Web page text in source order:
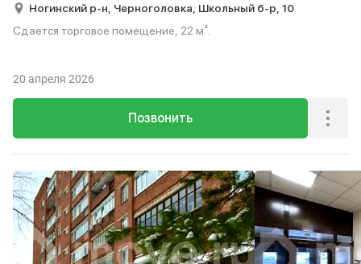
Ногинский р-н, Черноголовка, Школьный б-р, 10
Сдается торговое помещение, 22 м².
Позвонить
20 апреля 2026